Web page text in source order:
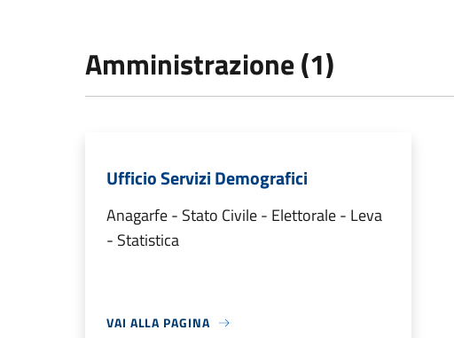
Amministrazione (1)
Ufficio Servizi Demografici
Anagarfe - Stato Civile - Elettorale - Leva
- Statistica
VAI ALLA PAGINA